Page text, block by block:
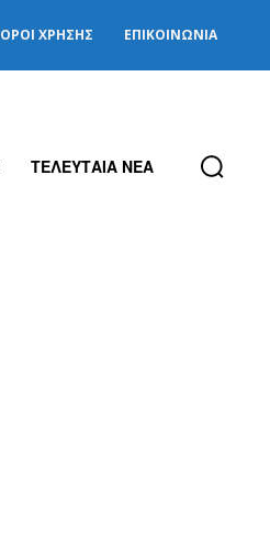
ΌΡΟΙ ΧΡΉΣΗΣ ΕΠΙΚΟΙΝΩΝΊΑ
ΤΕΛΕΥΤΑΙΑ ΝΕΑ